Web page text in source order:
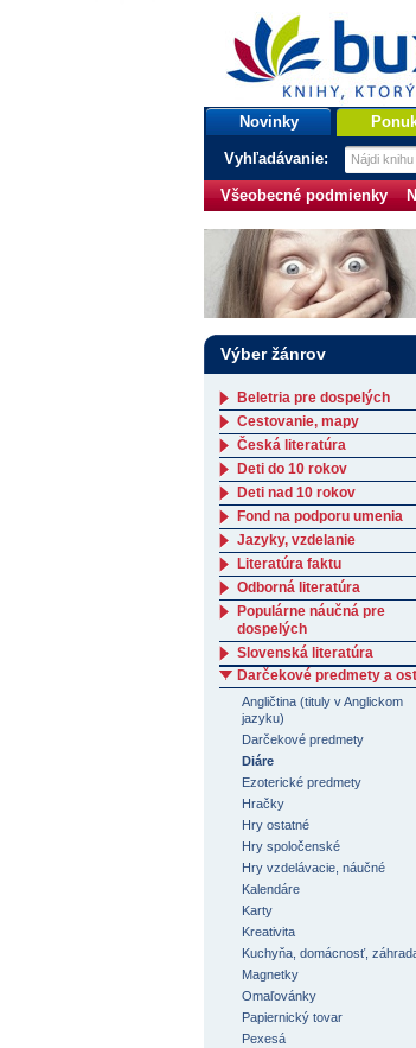
bux.sk
knihy, ktorými žijete
Úvodná stránka
Novinky
Vyhľadávanie:
Všeobecné podmienky
Výber žánrov
Beletria pre dospelých
Cestovanie, mapy
Česká literatúra
Deti do 10 rokov
Deti nad 10 rokov
Fond na podporu umenia
Jazyky, vzdelanie
Literatúra faktu
Odborná literatúra
Populárne náučná pre
dospelých
Slovenská literatúra
Darčekové predmety a
Angličtina (tituly v Anglickom
jazyku)
Darčekové predmety
Diáre
Ezoterické predmety
Hračky
Hry ostatné
Hry spoločenské
Hry vzdelávacie, náučné
Kalendáre
Karty
Kreativita
Kuchyňa, domácnosť,
Magnetky
Omaľovánky
Papiernický tovar
Pexesá